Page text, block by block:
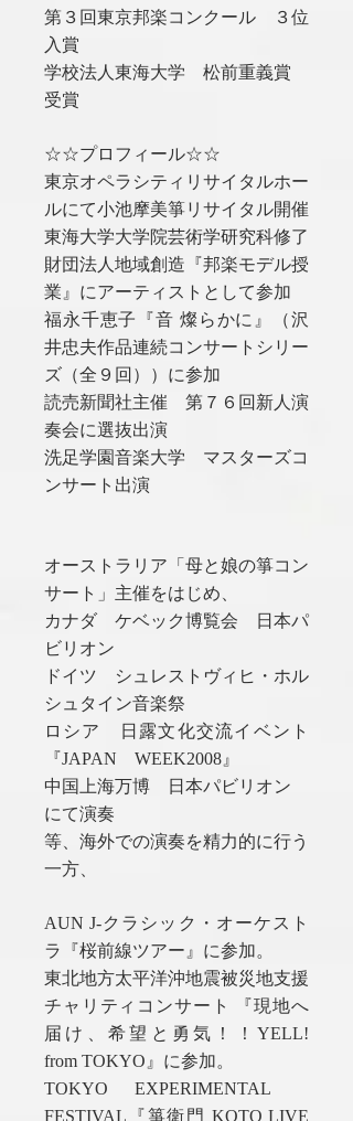
第３回東京邦楽コンクール ３位
入賞
学校法人東海大学 松前重義賞
受賞
☆☆プロフィール☆☆
東京オペラシティリサイタルホー
ルにて小池摩美箏リサイタル開催
東海大学大学院芸術学研究科修了
財団法人地域創造『邦楽モデル授
業』にアーティストとして参加
福永千恵子『音 燦らかに』（沢
井忠夫作品連続コンサートシリー
ズ（全９回））に参加
読売新聞社主催 第７６回新人演
奏会に選抜出演
洗足学園音楽大学 マスターズコ
ンサート出演
オーストラリア「母と娘の箏コン
サート」主催をはじめ、
カナダ ケベック博覧会 日本パ
ビリオン
ドイツ シュレストヴィヒ・ホル
シュタイン音楽祭
ロシア 日露文化交流イベント
『JAPAN WEEK2008』
中国上海万博 日本パビリオン
にて演奏
等、海外での演奏を精力的に行う
一方、
AUN J-クラシック・オーケスト
ラ『桜前線ツアー』に参加。
東北地方太平洋沖地震被災地支援
チャリティコンサート 『現地へ
届け、希望と勇気！！YELL!
from TOKYO』に参加。
TOKYO EXPERIMENTAL
FESTIVAL『箏衛門 KOTO LIVE